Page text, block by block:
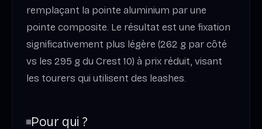
remplaçant la pointe aluminium par une
pointe composite. Le résultat est une fixation
significativement plus légère (262 g par côté
vs les 295 g du Crest 10) à prix réduit, visant
les tourers qui utilisent des leashes.
Pour qui ?